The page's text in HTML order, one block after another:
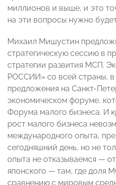
миллионов и выше, и это
на эти вопросы нужно
Михаил Мишустин
стратегическую сессию в
стратегии развития МСП.
РОССИИ» со всей страны,
предложения на Санкт-
экономическом форуме,
Форума малого бизнеса. И
рост малого бизнеса
международного опыта,
сегодняшний день, но не
опыта не отказываемся —
японского — там, где доля
сравнению с мировым